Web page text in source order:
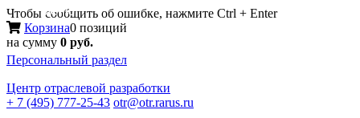
Чтобы сообщить об ошибке, нажмите Ctrl + Enter
Корзина0 позиций
на сумму 0 руб.
Персональный раздел
Центр отраслевой разработки
+ 7 (495) 777-25-43 otr@otr.rarus.ru
Меню